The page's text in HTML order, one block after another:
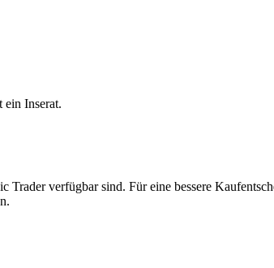
ein Inserat.
Trader verfügbar sind. Für eine bessere